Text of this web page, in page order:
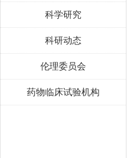
科学研究
科研动态
伦理委员会
药物临床试验机构